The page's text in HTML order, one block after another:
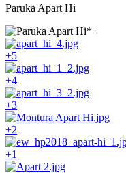
Paruka Apart Hi
+5
+4
+3
+2
+1